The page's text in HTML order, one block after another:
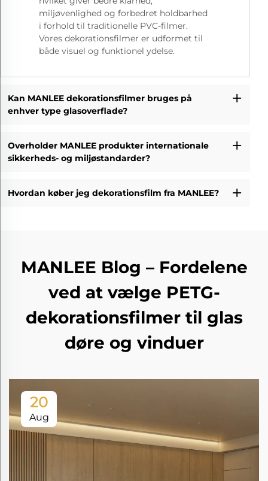
miljøvenlighed og forbedret holdbarhed
i forhold til traditionelle PVC-filmer.
Vores dekorationsfilmer er udformet til
både visuel og funktionel ydelse.
Kan MANLEE dekorationsfilmer bruges på
enhver type glasoverflade?
Overholder MANLEE produkter internationale
sikkerheds- og miljøstandarder?
Hvordan køber jeg dekorationsfilm fra MANLEE?
MANLEE Blog – Fordelene
ved at vælge PETG-
dekorationsfilmer til glas
døre og vinduer
20
Aug